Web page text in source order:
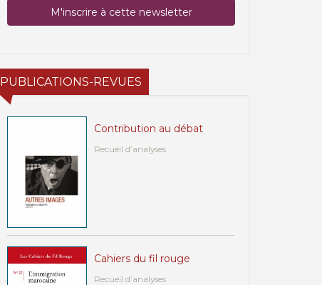
PUBLICATIONS-REVUES
Contribution au débat
Recueil d’analyses
Cahiers du fil rouge
Recueil d’analyses